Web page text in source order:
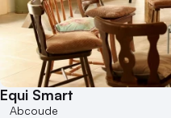
Equi Smart
Abcoude